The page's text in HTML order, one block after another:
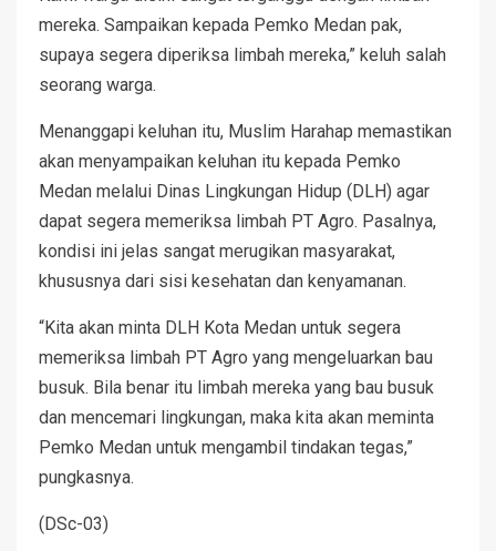
mereka. Sampaikan kepada Pemko Medan pak,
supaya segera diperiksa limbah mereka,” keluh salah
seorang warga.
Menanggapi keluhan itu, Muslim Harahap memastikan
akan menyampaikan keluhan itu kepada Pemko
Medan melalui Dinas Lingkungan Hidup (DLH) agar
dapat segera memeriksa limbah PT Agro. Pasalnya,
kondisi ini jelas sangat merugikan masyarakat,
khususnya dari sisi kesehatan dan kenyamanan.
“Kita akan minta DLH Kota Medan untuk segera
memeriksa limbah PT Agro yang mengeluarkan bau
busuk. Bila benar itu limbah mereka yang bau busuk
dan mencemari lingkungan, maka kita akan meminta
Pemko Medan untuk mengambil tindakan tegas,”
pungkasnya.
(DSc-03)